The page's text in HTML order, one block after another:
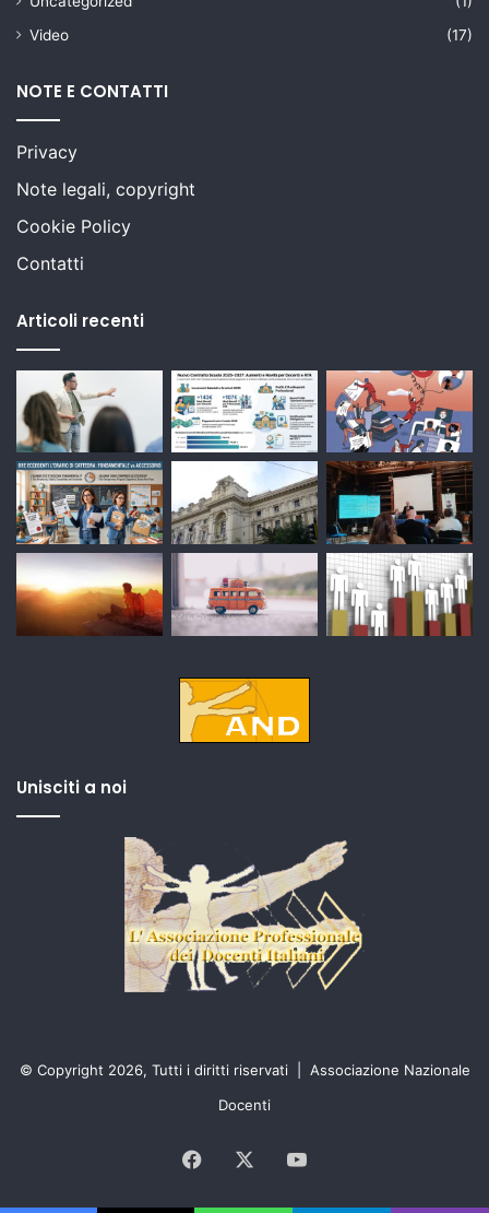
Video
(17)
NOTE E CONTATTI
Privacy
Note legali, copyright
Cookie Policy
Contatti
Articoli recenti
Unisciti a noi
© Copyright 2026, Tutti i diritti riservati | Associazione Nazionale
Docenti
Facebook